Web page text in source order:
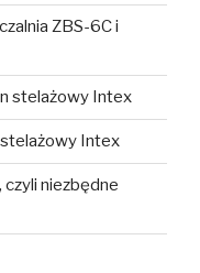
ZBS-6C i
stelażowy Intex
stelażowy Intex
niezbędne